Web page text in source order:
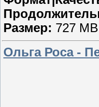
Размер: 727 MB
Ольга Роса -